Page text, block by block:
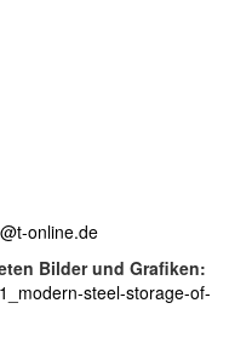
online.de
Bilder und Grafiken:
steel-storage-of-